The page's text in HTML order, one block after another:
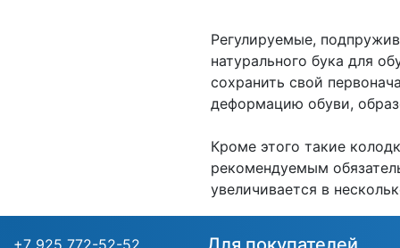
Регулируемые,
натурального бука для
сохранить свой
деформацию обуви,
Кроме этого такие
рекомендуемым
увеличивается в
+7 925 772-52-52